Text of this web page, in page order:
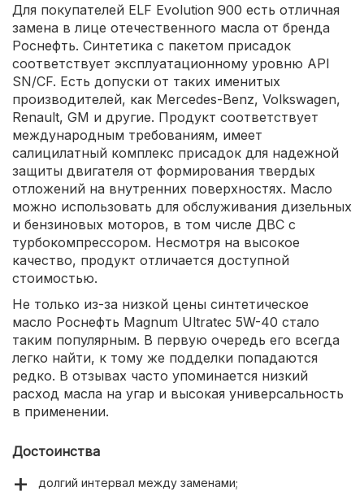
Для покупателей ELF Evolution 900 есть отличная
замена в лице отечественного масла от бренда
Роснефть. Синтетика с пакетом присадок
соответствует эксплуатационному уровню API
SN/CF. Есть допуски от таких именитых
производителей, как Mercedes-Benz, Volkswagen,
Renault, GM и другие. Продукт соответствует
международным требованиям, имеет
салицилатный комплекс присадок для надежной
защиты двигателя от формирования твердых
отложений на внутренних поверхностях. Масло
можно использовать для обслуживания дизельных
и бензиновых моторов, в том числе ДВС с
турбокомпрессором. Несмотря на высокое
качество, продукт отличается доступной
стоимостью.
Не только из-за низкой цены синтетическое
масло Роснефть Magnum Ultratec 5W-40 стало
таким популярным. В первую очередь его всегда
легко найти, к тому же подделки попадаются
редко. В отзывах часто упоминается низкий
расход масла на угар и высокая универсальность
в применении.
Достоинства
долгий интервал между заменами;